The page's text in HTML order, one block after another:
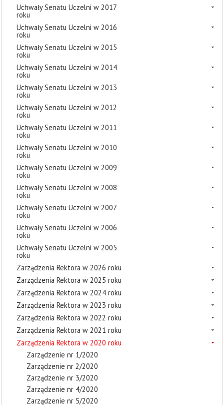
Uchwały Senatu Uczelni w 2017
roku
Uchwały Senatu Uczelni w 2016
roku
Uchwały Senatu Uczelni w 2015
roku
Uchwały Senatu Uczelni w 2014
roku
Uchwały Senatu Uczelni w 2013
roku
Uchwały Senatu Uczelni w 2012
roku
Uchwały Senatu Uczelni w 2011
roku
Uchwały Senatu Uczelni w 2010
roku
Uchwały Senatu Uczelni w 2009
roku
Uchwały Senatu Uczelni w 2008
roku
Uchwały Senatu Uczelni w 2007
roku
Uchwały Senatu Uczelni w 2006
roku
Uchwały Senatu Uczelni w 2005
roku
Zarządzenia Rektora w 2026 roku
Zarządzenia Rektora w 2025 roku
Zarządzenia Rektora w 2024 roku
Zarządzenia Rektora w 2023 roku
Zarządzenia Rektora w 2022 roku
Zarządzenia Rektora w 2021 roku
Zarządzenia Rektora w 2020 roku
Zarządzenie nr 1/2020
Zarządzenie nr 2/2020
Zarządzenie nr 3/2020
Zarządzenie nr 4/2020
Zarządzenie nr 5/2020